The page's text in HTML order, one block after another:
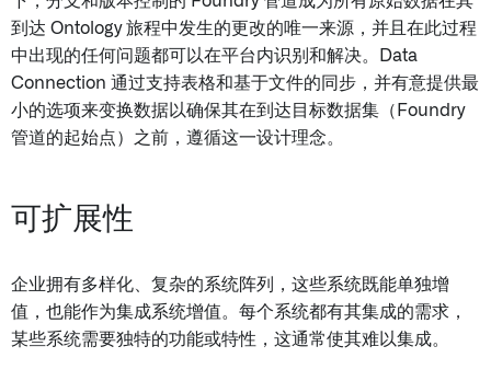
到达 Ontology 旅程中发生的更改的唯一来源，并且在此过程
中出现的任何问题都可以在平台内识别和解决。Data
Connection 通过支持表格和基于文件的同步，并有意提供最
小的选项来变换数据以确保其在到达目标数据集（Foundry
管道的起始点）之前，遵循这一设计理念。
可扩展性
企业拥有多样化、复杂的系统阵列，这些系统既能单独增
值，也能作为集成系统增值。每个系统都有其集成的需求，
某些系统需要独特的功能或特性，这通常使其难以集成。